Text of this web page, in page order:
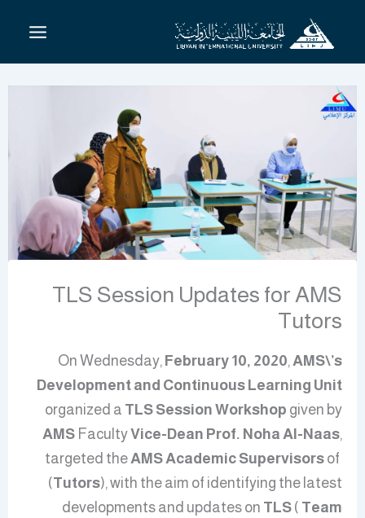
المحتوى
TLS Session Updates for AMS
Tutors
On Wednesday,February 10, 2020,AMS\’s
Development and Continuous Learning Unit
organized a TLS Session Workshop given by
AMSFacultyVice-Dean Prof. Noha Al-Naas,
targeted theAMS Academic Supervisorsof
(Tutors), with the aim of identifying the latest
developments and updates on TLS( Team